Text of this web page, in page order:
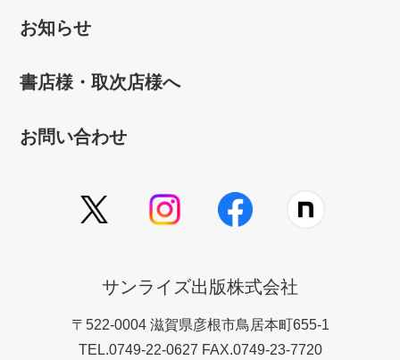
お知らせ
書店様・取次店様へ
お問い合わせ
サンライズ出版株式会社
〒522-0004 滋賀県彦根市鳥居本町655-1
TEL.0749-22-0627 FAX.0749-23-7720